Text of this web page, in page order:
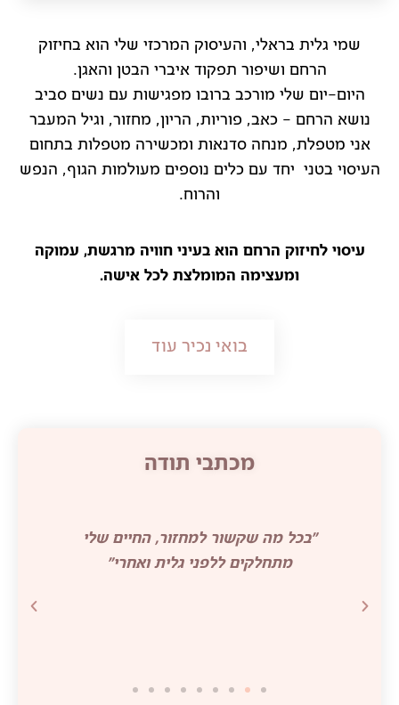
שמי גלית בראלי, והעיסוק המרכזי שלי הוא בחיזוק
הרחם ושיפור תפקוד איברי הבטן והאגן.
היום-יום שלי מורכב ברובו מפגישות עם נשים סביב
נושא הרחם – כאב, פוריות, הריון, מחזור, וגיל המעבר
אני מטפלת, מנחה סדנאות ומכשירה מטפלות בתחום
העיסוי בטני יחד עם כלים נוספים מעולמות הגוף, הנפש
והרוח.
עיסוי לחיזוק הרחם הוא בעיני חוויה מרגשת, עמוקה
ומעצימה המומלצת לכל אישה.
בואי נכיר עוד
מכתבי תודה
"בכל מה שקשור למחזור, החיים שלי
מתחלקים ללפני גלית ואחרי"